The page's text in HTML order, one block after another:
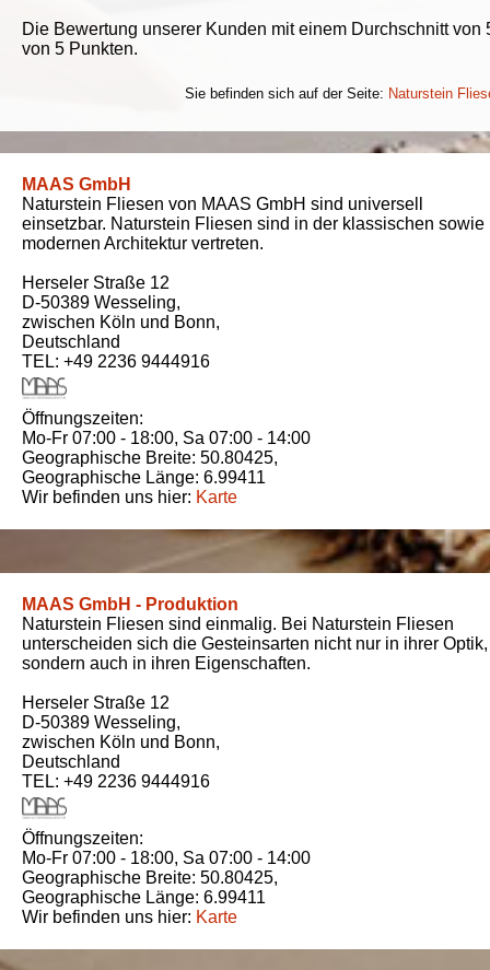
Die Bewertung unserer Kunden mit einem Durchschnitt von
von 5 Punkten.
Sie befinden sich auf der Seite: Naturstein
MAAS GmbH
Naturstein Fliesen von MAAS GmbH sind universell
einsetzbar. Naturstein Fliesen sind in der klassischen sowie
modernen Architektur vertreten.
Herseler Straße 12
D-50389 Wesseling,
zwischen Köln und Bonn,
Deutschland
TEL: +49 2236 9444916
Öffnungszeiten:
Mo-Fr 07:00 - 18:00, Sa 07:00 - 14:00
Geographische Breite: 50.80425,
Geographische Länge: 6.99411
Wir befinden uns hier: Karte
MAAS GmbH - Produktion
Naturstein Fliesen sind einmalig. Bei Naturstein Fliesen
unterscheiden sich die Gesteinsarten nicht nur in ihrer Optik,
sondern auch in ihren Eigenschaften.
Herseler Straße 12
D-50389 Wesseling,
zwischen Köln und Bonn,
Deutschland
TEL: +49 2236 9444916
Öffnungszeiten:
Mo-Fr 07:00 - 18:00, Sa 07:00 - 14:00
Geographische Breite: 50.80425,
Geographische Länge: 6.99411
Wir befinden uns hier: Karte